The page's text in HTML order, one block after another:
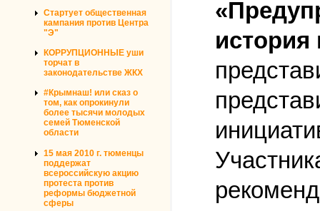
Стартует общественная
кампания против Центра
"Э"
КОРРУПЦИОННЫЕ уши
торчат в
законодательстве ЖКХ
#Крымнаш! или сказ о
том, как опрокинули
более тысячи молодых
семей Тюменской
области
15 мая 2010 г. тюменцы
поддержат
всероссийскую акцию
протеста против
реформы бюджетной
сферы
история